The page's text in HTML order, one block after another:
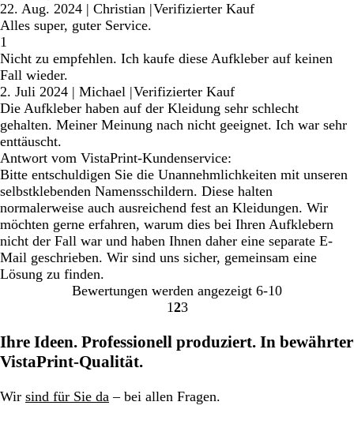
22. Aug. 2024 | Christian |Verifizierter Kauf
Alles super, guter Service.
1
Nicht zu empfehlen. Ich kaufe diese Aufkleber auf keinen
Fall wieder.
2. Juli 2024 | Michael |Verifizierter Kauf
Die Aufkleber haben auf der Kleidung sehr schlecht
gehalten. Meiner Meinung nach nicht geeignet. Ich war sehr
enttäuscht.
Antwort vom VistaPrint-Kundenservice:
Bitte entschuldigen Sie die Unannehmlichkeiten mit unseren
selbstklebenden Namensschildern. Diese halten
normalerweise auch ausreichend fest an Kleidungen. Wir
möchten gerne erfahren, warum dies bei Ihren Aufklebern
nicht der Fall war und haben Ihnen daher eine separate E-
Mail geschrieben. Wir sind uns sicher, gemeinsam eine
Lösung zu finden.
Bewertungen werden angezeigt 6-10
Gehe
Seite
1Gehe
Seite
2Gehe
Seite
3
Ihre Ideen. Professionell produziert. In bewährter
VistaPrint-Qualität.
Wir sind für Sie da – bei allen Fragen.